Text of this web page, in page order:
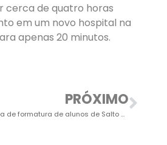
cerca de quatro horas
em um novo hospital na
apenas 20 minutos.
PRÓXIMO
Governador de SP participa de formatura de alunos de Salto e Itu